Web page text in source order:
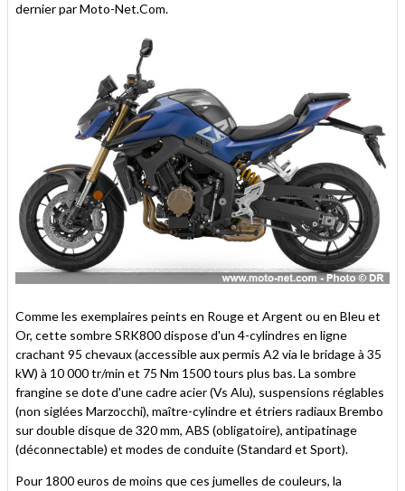
dernier par Moto-Net.Com.
Comme les exemplaires peints en Rouge et Argent ou en Bleu et
Or, cette sombre SRK800 dispose d'un 4-cylindres en ligne
crachant 95 chevaux (accessible aux permis A2 via le bridage à 35
kW) à 10 000 tr/min et 75 Nm 1500 tours plus bas. La sombre
frangine se dote d'une cadre acier (Vs Alu), suspensions réglables
(non siglées Marzocchi), maître-cylindre et étriers radiaux Brembo
sur double disque de 320 mm, ABS (obligatoire), antipatinage
(déconnectable) et modes de conduite (Standard et Sport).
Pour 1800 euros de moins que ces jumelles de couleurs, la